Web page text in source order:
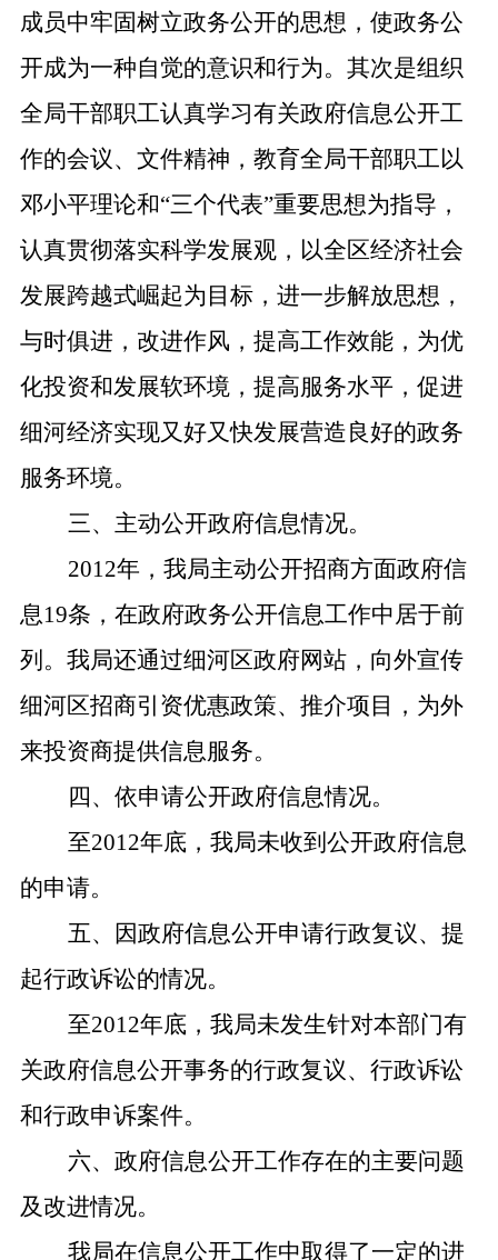
成员中牢固树立政务公开的思想，使政务公
开成为一种自觉的意识和行为。其次是组织
全局干部职工认真学习有关政府信息公开工
作的会议、文件精神，教育全局干部职工以
邓小平理论和“三个代表”重要思想为指导，
认真贯彻落实科学发展观，以全区经济社会
发展跨越式崛起为目标，进一步解放思想，
与时俱进，改进作风，提高工作效能，为优
化投资和发展软环境，提高服务水平，促进
细河经济实现又好又快发展营造良好的政务
服务环境。
三、主动公开政府信息情况。
2012年，我局主动公开招商方面政府信
息19条，在政府政务公开信息工作中居于前
列。我局还通过细河区政府网站，向外宣传
细河区招商引资优惠政策、推介项目，为外
来投资商提供信息服务。
四、依申请公开政府信息情况。
至2012年底，我局未收到公开政府信息
的申请。
五、因政府信息公开申请行政复议、提
起行政诉讼的情况。
至2012年底，我局未发生针对本部门有
关政府信息公开事务的行政复议、行政诉讼
和行政申诉案件。
六、政府信息公开工作存在的主要问题
及改进情况。
我局在信息公开工作中取得了一定的进